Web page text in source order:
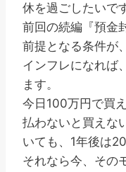
休を過ごしたいで
前回の続編『預金
前提となる条件が
インフレになれば
ます。
今日100万円で買
払わないと買えな
いても、1年後は
それなら今、その